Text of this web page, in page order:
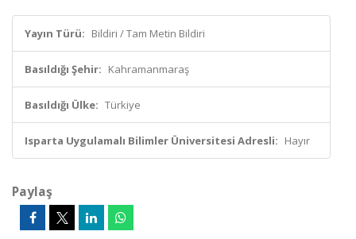
Yayın Türü: Bildiri / Tam Metin Bildiri
Basıldığı Şehir: Kahramanmaraş
Basıldığı Ülke: Türkiye
Isparta Uygulamalı Bilimler Üniversitesi Adresli: Hayır
Paylaş